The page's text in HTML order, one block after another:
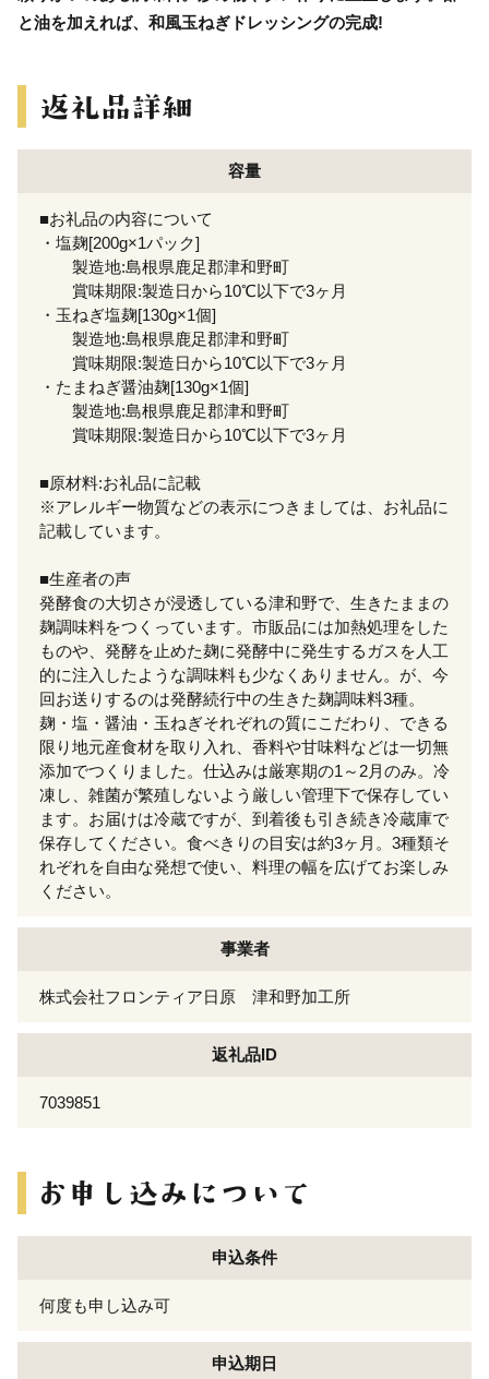
と油を加えれば、和風玉ねぎドレッシングの完成!
容量
■お礼品の内容について
・塩麹[200g×1パック]
製造地:島根県鹿足郡津和野町
賞味期限:製造日から10℃以下で3ヶ月
・玉ねぎ塩麹[130g×1個]
製造地:島根県鹿足郡津和野町
賞味期限:製造日から10℃以下で3ヶ月
・たまねぎ醤油麹[130g×1個]
製造地:島根県鹿足郡津和野町
賞味期限:製造日から10℃以下で3ヶ月
■原材料:お礼品に記載
※アレルギー物質などの表示につきましては、お礼品に
記載しています。
■生産者の声
発酵食の大切さが浸透している津和野で、生きたままの
麹調味料をつくっています。市販品には加熱処理をした
ものや、発酵を止めた麹に発酵中に発生するガスを人工
的に注入したような調味料も少なくありません。が、今
回お送りするのは発酵続行中の生きた麹調味料3種。
麹・塩・醤油・玉ねぎそれぞれの質にこだわり、できる
限り地元産食材を取り入れ、香料や甘味料などは一切無
添加でつくりました。仕込みは厳寒期の1～2月のみ。冷
凍し、雑菌が繁殖しないよう厳しい管理下で保存してい
ます。お届けは冷蔵ですが、到着後も引き続き冷蔵庫で
保存してください。食べきりの目安は約3ヶ月。3種類そ
れぞれを自由な発想で使い、料理の幅を広げてお楽しみ
ください。
事業者
株式会社フロンティア日原 津和野加工所
返礼品ID
7039851
申込条件
何度も申し込み可
申込期日